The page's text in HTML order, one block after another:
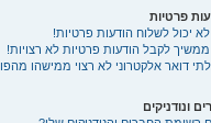
פרטיות
לא יכול לשלוח הודעות פרטיות!
ממשיך לקבל הודעות פרטיות לא רצויות!
דואר אלקטרוני לא רצוי ממישהו
ונודניקים